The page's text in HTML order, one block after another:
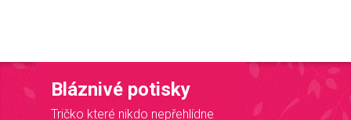
Bláznivé potisky
Tričko které nikdo nepřehlídne